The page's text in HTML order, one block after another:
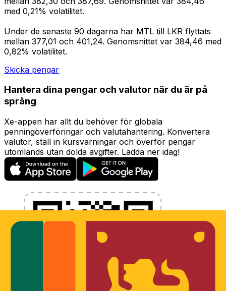
med 0,21% volatilitet.
Under de senaste 90 dagarna har MTL till LKR flyttats
mellan 377,01 och 401,24. Genomsnittet var 384,46 med
0,82% volatilitet.
Skicka pengar
Hantera dina pengar och valutor när du är på
språng
Xe-appen har allt du behöver för globala
penningöverföringar och valutahantering. Konvertera
valutor, ställ in kursvarningar och överför pengar
utomlands utan dolda avgifter. Ladda ner idag!